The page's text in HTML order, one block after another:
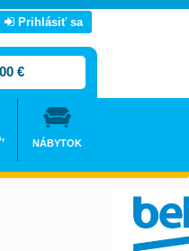
Prihlásiť sa
€
NÁBYTOK